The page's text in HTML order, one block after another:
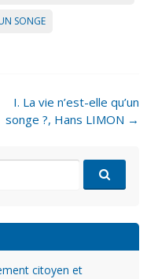
SONGE
I. La vie n’est-elle qu’un
songe ?, Hans LIMON →
citoyen et